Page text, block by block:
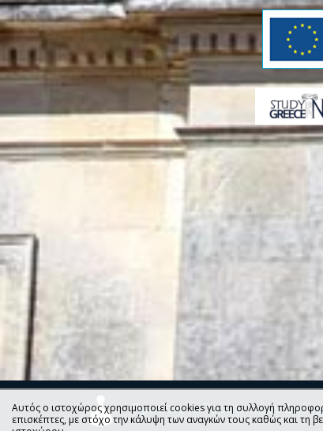
Προστασία Προσωπικών
Αυτός ο ιστοχώρος χρησιμοποιεί cookies για τη συλλογή
επισκέπτες, με στόχο την κάλυψη των αναγκών τους καθώς και τη